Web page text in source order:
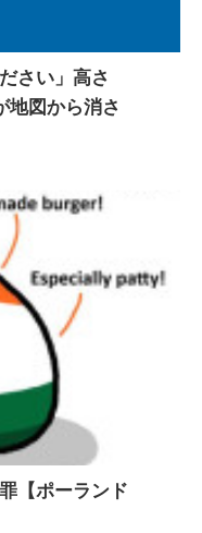
さい」高さ
地図から消さ
【ポーランド